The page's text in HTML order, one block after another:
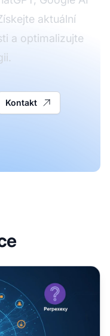
aktuální
a optimalizujte
Kontakt
na otázky, které